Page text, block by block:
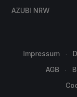
AZUBI NRW
Impressum
AGB